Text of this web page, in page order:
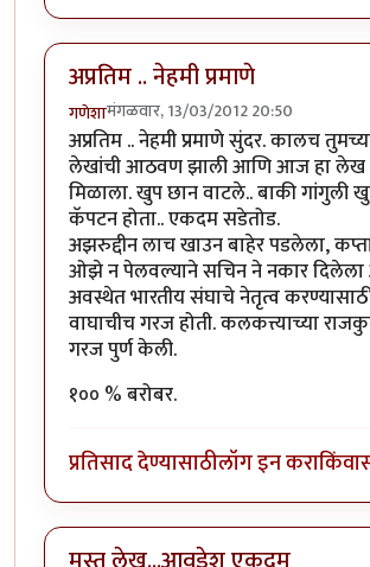
अप्रतिम .. नेहमी प्रमाणे
गणेशामंगळवार, 13/03/2012 20:50
अप्रतिम .. नेहमी प्रमाणे सुंदर. कालच
लेखांची आठवण झाली आणि आज हा लेख
मिळाला. खुप छान वाटले.. बाकी गांगुली
कॅपटन होता.. एकदम सडेतोड.
अझरुद्दीन लाच खाउन बाहेर पडलेला,
ओझे न पेलवल्याने सचिन ने नकार दिलेला
अवस्थेत भारतीय संघाचे नेतृत्व
वाघाचीच गरज होती. कलकत्त्याच्या
गरज पुर्ण केली.
१०० % बरोबर.
प्रतिसाद देण्यासाठीलॉग इन कराकिंवा